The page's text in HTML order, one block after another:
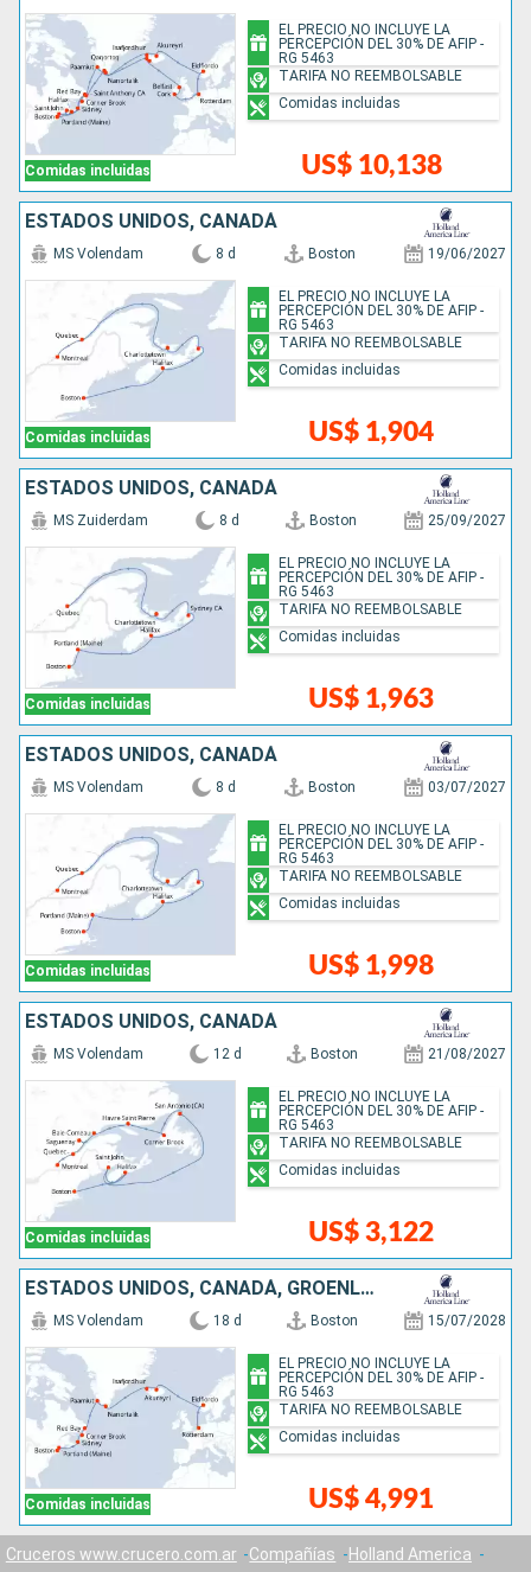
Comidas incluidas US$ 10,138
EL PRECIO NO INCLUYE LA
PERCEPCIÓN DEL 30% DE AFIP -
RG 5463
TARIFA NO REEMBOLSABLE
Comidas incluidas
ESTADOS UNIDOS, CANADÁ
Comidas incluidas
MS Volendam 8 d Boston 19/06/2027
US$ 1,904
EL PRECIO NO INCLUYE LA
PERCEPCIÓN DEL 30% DE AFIP -
RG 5463
TARIFA NO REEMBOLSABLE
Comidas incluidas
ESTADOS UNIDOS, CANADÁ
Comidas incluidas
MS Zuiderdam 8 d Boston 25/09/2027
US$ 1,963
EL PRECIO NO INCLUYE LA
PERCEPCIÓN DEL 30% DE AFIP -
RG 5463
TARIFA NO REEMBOLSABLE
Comidas incluidas
ESTADOS UNIDOS, CANADÁ
Comidas incluidas
MS Volendam 8 d Boston 03/07/2027
US$ 1,998
EL PRECIO NO INCLUYE LA
PERCEPCIÓN DEL 30% DE AFIP -
RG 5463
TARIFA NO REEMBOLSABLE
Comidas incluidas
ESTADOS UNIDOS, CANADÁ
Comidas incluidas
MS Volendam 12 d Boston 21/08/2027
US$ 3,122
EL PRECIO NO INCLUYE LA
PERCEPCIÓN DEL 30% DE AFIP -
RG 5463
TARIFA NO REEMBOLSABLE
Comidas incluidas
ESTADOS UNIDOS, CANADÁ, GROENLANDIA, ISLANDIA, NORUEGA, PAISES BAJOS
Comidas incluidas
MS Volendam 18 d Boston 15/07/2028
US$ 4,991
EL PRECIO NO INCLUYE LA
PERCEPCIÓN DEL 30% DE AFIP -
RG 5463
TARIFA NO REEMBOLSABLE
Comidas incluidas
Cruceros www.crucero.com.ar Compañías
Holland America